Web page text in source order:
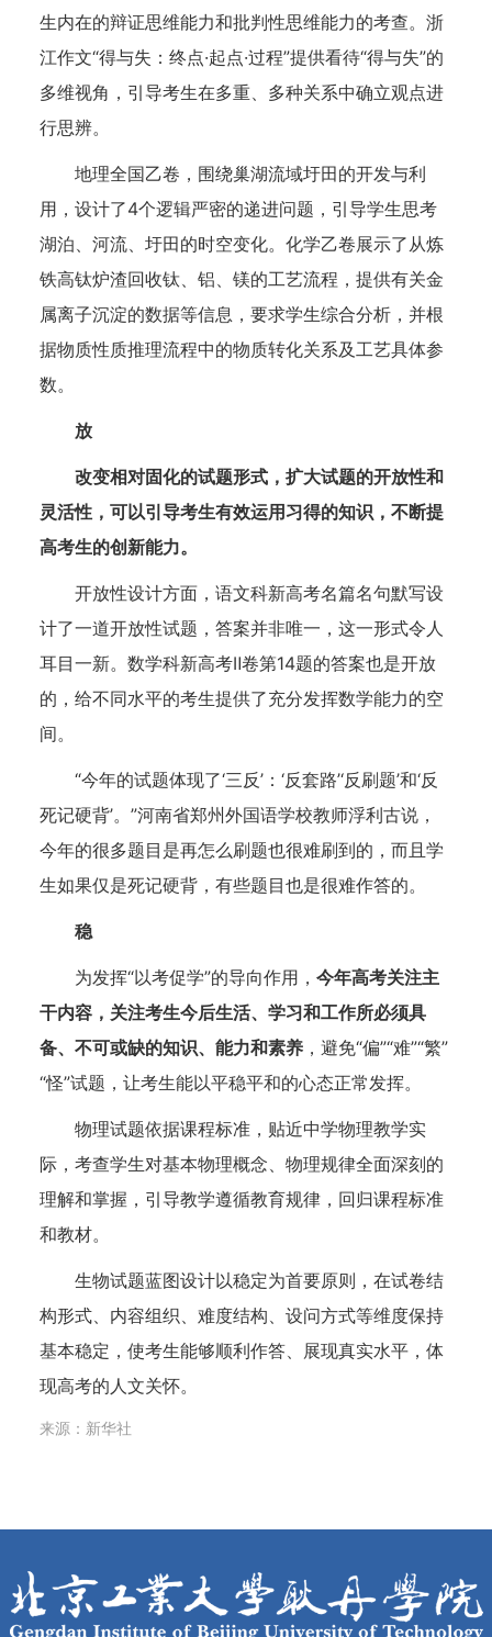
生内在的辩证思维能力和批判性思维能力的考查。浙
江作文“得与失：终点·起点·过程”提供看待“得与失”的
多维视角，引导考生在多重、多种关系中确立观点进
行思辨。
地理全国乙卷，围绕巢湖流域圩田的开发与利
用，设计了4个逻辑严密的递进问题，引导学生思考
湖泊、河流、圩田的时空变化。化学乙卷展示了从炼
铁高钛炉渣回收钛、铝、镁的工艺流程，提供有关金
属离子沉淀的数据等信息，要求学生综合分析，并根
据物质性质推理流程中的物质转化关系及工艺具体参
数。
放
改变相对固化的试题形式，扩大试题的开放性和
灵活性，可以引导考生有效运用习得的知识，不断提
高考生的创新能力。
开放性设计方面，语文科新高考名篇名句默写设
计了一道开放性试题，答案并非唯一，这一形式令人
耳目一新。数学科新高考Ⅱ卷第14题的答案也是开放
的，给不同水平的考生提供了充分发挥数学能力的空
间。
“今年的试题体现了‘三反’：‘反套路’‘反刷题’和‘反
死记硬背’。”河南省郑州外国语学校教师浮利古说，
今年的很多题目是再怎么刷题也很难刷到的，而且学
生如果仅是死记硬背，有些题目也是很难作答的。
稳
为发挥“以考促学”的导向作用， 今年高考关注主
干内容，关注考生今后生活、学习和工作所必须具
备、不可或缺的知识、能力和素养，避免“偏”“难”“繁”
“怪”试题，让考生能以平稳平和的心态正常发挥。
物理试题依据课程标准，贴近中学物理教学实
际，考查学生对基本物理概念、物理规律全面深刻的
理解和掌握，引导教学遵循教育规律，回归课程标准
和教材。
生物试题蓝图设计以稳定为首要原则，在试卷结
构形式、内容组织、难度结构、设问方式等维度保持
基本稳定，使考生能够顺利作答、展现真实水平，体
现高考的人文关怀。
来源：新华社